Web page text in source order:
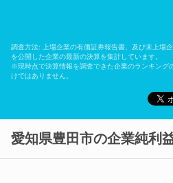
調査方法: 上場企業の有価証券報告書、及び未上場
を公開した企業の最新の決算を集計しています。
※現時点で決算情報を調査できた企業のランキング
けではありません。
愛知県豊田市の企業純利